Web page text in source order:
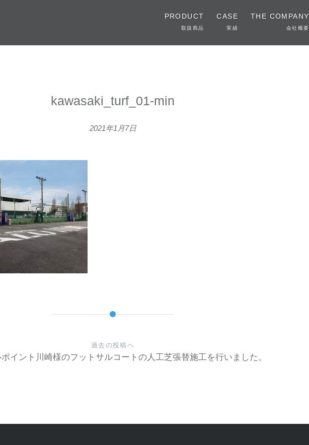
PRODUCT
取扱商品
CASE
実績
THE COMPANY
会社概要
kawasaki_turf_01-min
2021年1月7日
過去の投稿へ
イント川崎様のフットサルコートの人工芝張替施工を行いました。